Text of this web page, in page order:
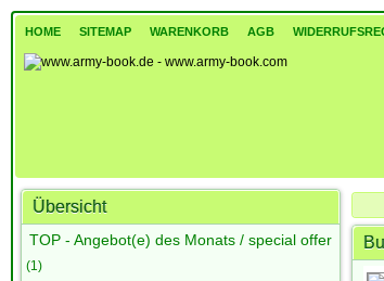
HOME SITEMAP WARENKORB AGB
Übersicht
TOP - Angebot(e) des Monats / special offer
(1)